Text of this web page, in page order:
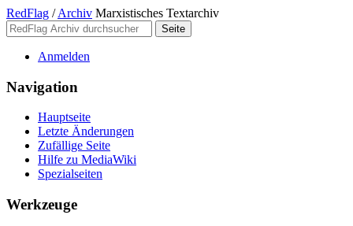
RedFlag / Archiv Marxistisches Textarchiv
Anmelden
Navigation
Hauptseite
Letzte Änderungen
Zufällige Seite
Hilfe zu MediaWiki
Spezialseiten
Werkzeuge